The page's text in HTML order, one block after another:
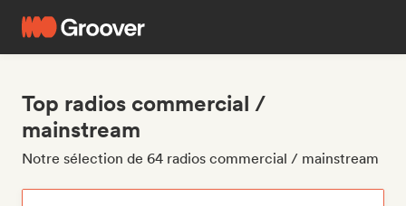
Top radios commercial /
mainstream
Notre sélection de 64 radios commercial / mainstream